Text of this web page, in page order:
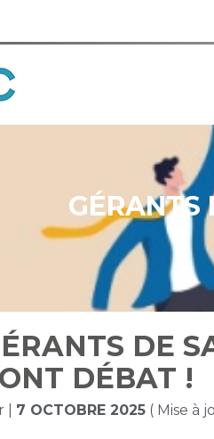
GÉRANTS
DE
DÉBAT !
7 OCTOBRE 2025 ( Mise à